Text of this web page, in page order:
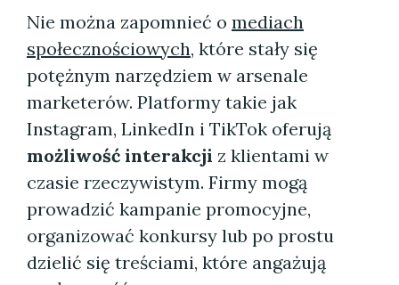
Nie można zapomnieć o mediach
społecznościowych, które stały się
potężnym narzędziem w arsenale
marketerów. Platformy takie jak
Instagram, LinkedIn i TikTok oferują
możliwość interakcji z klientami w
czasie rzeczywistym. Firmy mogą
prowadzić kampanie promocyjne,
organizować konkursy lub po prostu
dzielić się treściami, które angażują